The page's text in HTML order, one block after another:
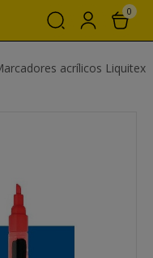
0
acrílicos Liquitex